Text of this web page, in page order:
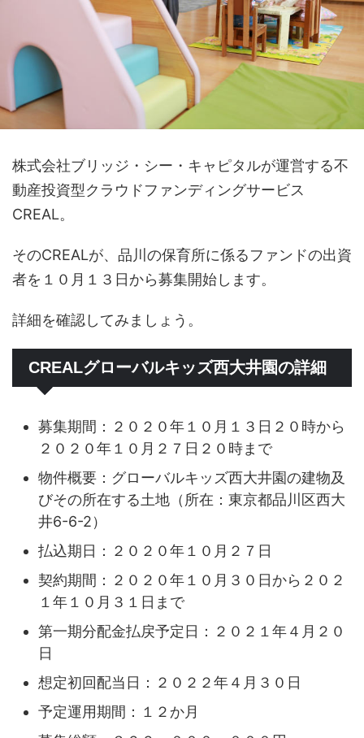
株式会社ブリッジ・シー・キャピタルが運営する不
動産投資型クラウドファンディングサービス
CREAL。
そのCREALが、品川の保育所に係るファンドの出資
者を１０月１３日から募集開始します。
詳細を確認してみましょう。
CREALグローバルキッズ西大井園の詳細
募集期間：２０２０年１０月１３日２０時から
２０２０年１０月２７日２０時まで
物件概要：グローバルキッズ西大井園の建物及
びその所在する土地（所在：東京都品川区西大
井6-6-2）
払込期日：２０２０年１０月２７日
契約期間：２０２０年１０月３０日から２０２
１年１０月３１日まで
第一期分配金払戻予定日：２０２１年４月２０
日
想定初回配当日：２０２２年４月３０日
予定運用期間：１２か月